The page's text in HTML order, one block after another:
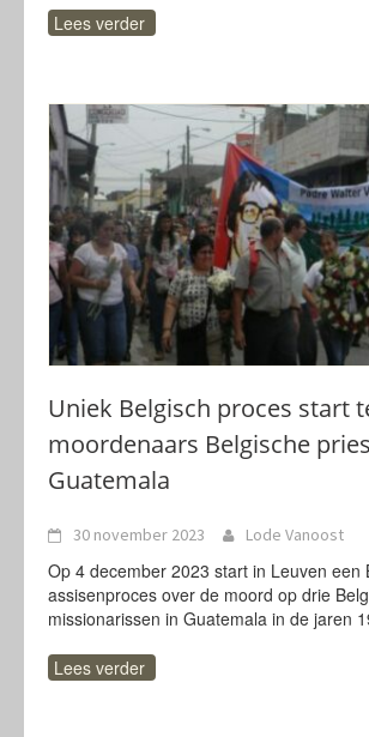
Lees verder
Uniek Belgisch proces start
moordenaars Belgische
Guatemala
30 november 2023 Lode Vanoost
Op 4 december 2023 start in Leuven een
assisenproces over de moord op drie
missionarissen in Guatemala in de jaren
Lees verder